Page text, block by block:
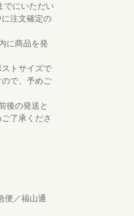
でにいただい
注文確定の
に商品を発
トサイズで
で、予めご
後の発送と
了承くださ
便／福山通